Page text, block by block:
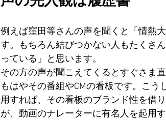
例えば窪田等さんの声を聞くと「情熱
す。もちろん結びつかない人もたくさ
っている」と思います。
その方の声が聞こえてくるとすぐさま
もはやその番組やCMの看板です。こ
用すれば、その看板のブランド性を借
が、動画のナレーターに有名人を起用